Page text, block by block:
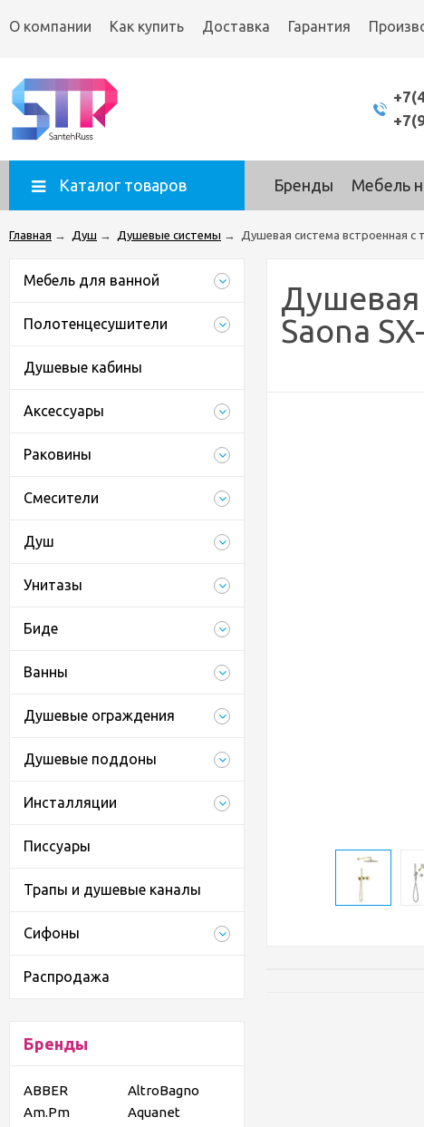
О компании Как купить Доставка Гарантия
Каталог товаров Бренды Мебель
Главная → Душ → Душевые системы → Душевая система встроенная
Мебель для ванной
Полотенцесушители
Душевые кабины
Аксессуары
Раковины
Смесители
Душ
Унитазы
Биде
Ванны
Душевые ограждения
Душевые поддоны
Инсталляции
Писсуары
Трапы и душевые каналы
Сифоны
Распродажа
Бренды
ABBER
AltroBagno
Am.Pm
Aquanet
Душевая
Saona